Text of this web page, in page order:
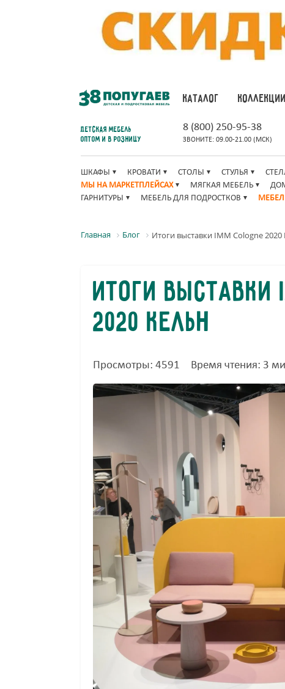
КАТАЛОГ КОЛЛЕКЦИИ
Детская мебель
оптом и в розницу
8 (800) 250-95-38
ЗВОНИТЕ: 09.00-21.00 (МСК)
ШКАФЫ КРОВАТИ СТОЛЫ СТУЛЬЯ
МЫ НА МАРКЕТПЛЕЙСАХ
МЯГКАЯ МЕБЕЛЬ
ГАРНИТУРЫ
МЕБЕЛЬ ДЛЯ ПОДРОСТКОВ
Главная Блог Итоги выставки IMM Cologne 2020
Итоги выставки
2020 Кельн
Просмотры: 4591 Время чтения: 3